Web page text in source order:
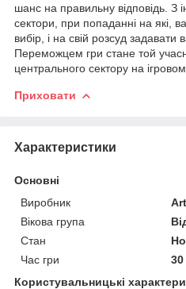
шанс на правильну відповідь. З
сектори, при попаданні на які,
вибір, і на свій розсуд задавати
Переможцем гри стане той
центрального сектору на
Приховати
Характеристики
Основні
Виробник
Вікова група
Стан
Час гри
30
Користувальницькі